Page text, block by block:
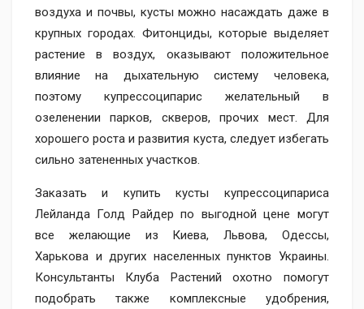
воздуха и почвы, кусты можно насаждать даже в
крупных городах. Фитонциды, которые выделяет
растение в воздух, оказывают положительное
влияние на дыхательную систему человека,
поэтому купрессоципарис желательный в
озеленении парков, скверов, прочих мест. Для
хорошего роста и развития куста, следует избегать
сильно затененных участков.
Заказать и купить кусты купрессоципариса
Лейланда Голд Райдер по выгодной цене могут
все желающие из Киева, Львова, Одессы,
Харькова и других населенных пунктов Украины.
Консультанты Клуба Растений охотно помогут
подобрать также комплексные удобрения,